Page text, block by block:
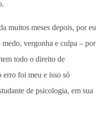
muitos meses depois, por eu
vergonha e culpa – por
todo o direito de
erro foi meu e isso só
de psicologia, em sua